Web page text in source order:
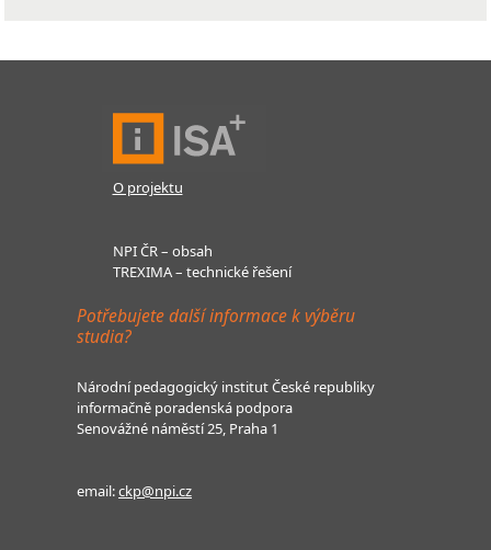
O projektu
NPI ČR – obsah
TREXIMA – technické řešení
Potřebujete další informace k výběru
studia?
Národní pedagogický institut České republiky
informačně poradenská podpora
Senovážné náměstí 25, Praha 1
email:ckp@npi.cz